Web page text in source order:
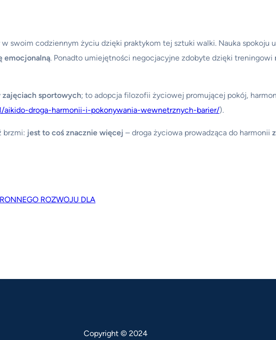
swoim codziennym życiu dzięki praktykom tej sztuki walki. Nauka spokoju
emocjonalną. Ponadto umiejętności negocjacyjne zdobyte dzięki treningowi
sportowych; to adopcja filozofii życiowej promującej pokój,
droga-harmonii-i-pokonywania-wewnetrznych-barier/).
brzmi: jest to coś znacznie więcej – droga życiowa prowadząca do harmonii
ROZWOJU DLA
Copyright © 2024